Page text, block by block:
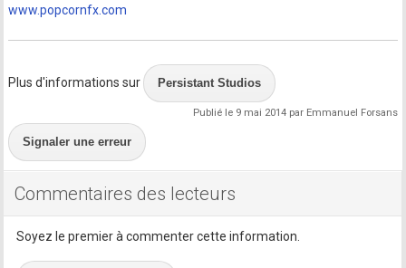
www.popcornfx.com
Plus d'informations sur Persistant Studios
Publié le 9 mai 2014 par Emmanuel Forsans
Signaler une erreur
Commentaires des lecteurs
Soyez le premier à commenter cette information.